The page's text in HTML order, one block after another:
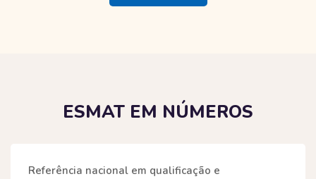
ESMAT EM NÚMEROS
Referência nacional em qualificação e